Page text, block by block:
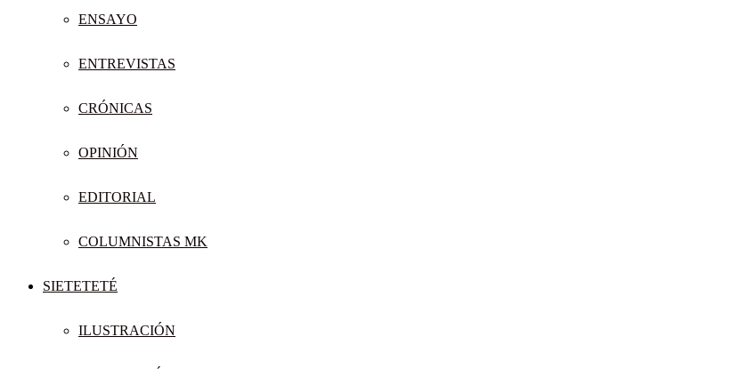
ENSAYO
ENTREVISTAS
CRÓNICAS
OPINIÓN
EDITORIAL
COLUMNISTAS MK
SIETETETÉ
ILUSTRACIÓN